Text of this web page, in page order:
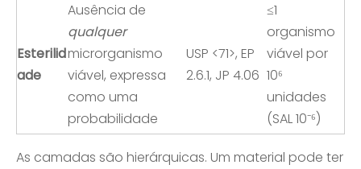
Esterilid
ade
Ausência de
qualquer
microrganismo
viável, expressa
como uma
probabilidade
USP <71>, EP
2.6.1, JP 4.06
≤1
organismo
viável por
10⁶
unidades
(SAL 10⁻⁶)
As camadas são hierárquicas. Um material pode ter